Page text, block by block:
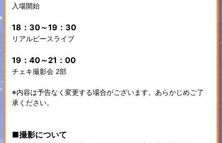
入場開始
18：30～19：30
リアルピースライブ
19：40～21：00
チェキ撮影会 2部
※内容は予告なく変更する場合がございます。あらかじめご了
承ください。
■撮影について